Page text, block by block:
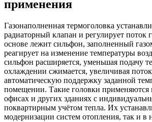
применения
Газонаполненная термоголовка
радиаторный клапан и регулирует поток
основе лежит сильфон, заполненный
реагирует на изменение температуры
сильфон расширяется, уменьшая подачу
охлаждении сжимается, увеличивая
автоматическую поддержку заданной
помещении. Такие головки
офисах и других зданиях с
поквартирным учётом тепла. Их
модернизации систем отопления, так и в